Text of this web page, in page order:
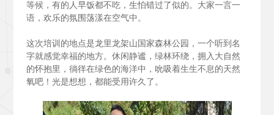
等候，有的人早饭都不吃，生怕错过了似的。大家一言一
语，欢乐的氛围荡漾在空气中。
这次培训的地点是龙里龙架山国家森林公园，一个听到名
字就感觉幸福的地方。休闲静谧，绿林环绕，拥入大自然
的怀抱里，徜徉在绿色的海洋中，吮吸着生生不息的天然
氧吧！光是想想，都能受用许久了。